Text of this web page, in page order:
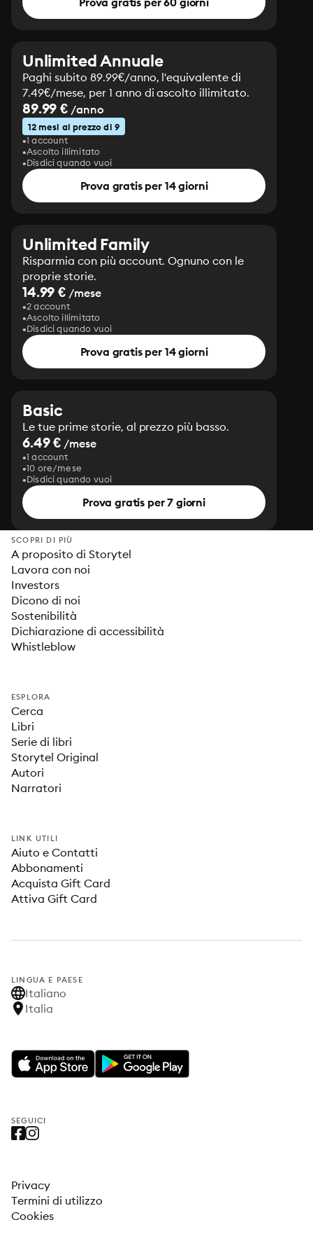
Unlimited Annuale
Paghi subito 89.99€/anno, l'equivalente di
7.49€/mese, per 1 anno di ascolto illimitato.
89.99 € /anno
12 mesi al prezzo di 9
1 account
Ascolto illimitato
Disdici quando vuoi
Prova gratis per 14 giorni
Unlimited Family
Risparmia con più account. Ognuno con le
proprie storie.
14.99 € /mese
2 account
Ascolto illimitato
Disdici quando vuoi
Prova gratis per 14 giorni
Basic
Le tue prime storie, al prezzo più basso.
6.49 € /mese
1 account
10 ore/mese
Disdici quando vuoi
Prova gratis per 7 giorni
SCOPRI DI PIÙ
A proposito di Storytel
Lavora con noi
Investors
Dicono di noi
Sostenibilità
Dichiarazione di accessibilità
Whistleblow
ESPLORA
Cerca
Libri
Serie di libri
Storytel Original
Autori
Narratori
LINK UTILI
Aiuto e Contatti
Abbonamenti
Acquista Gift Card
Attiva Gift Card
LINGUA E PAESE
Italiano
Italia
SEGUICI
Privacy
Termini di utilizzo
Cookies